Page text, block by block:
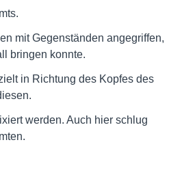
mit Gegenständen angegriffen,
bringen konnte.
in Richtung des Kopfes des
werden. Auch hier schlug